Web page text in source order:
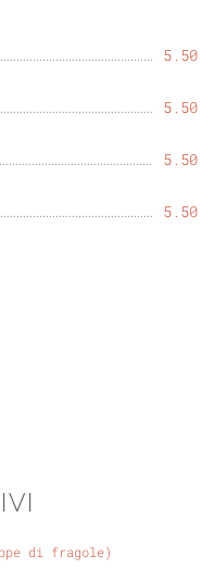
5.50
5.50
5.50
5.50
di fragole)